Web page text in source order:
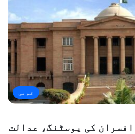
قومی
کی پوسٹنگ، عدالت